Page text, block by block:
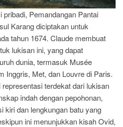
Pemandangan Pantai
Karang diciptakan untuk
tahun 1674. Claude membuat
lukisan ini, yang dapat
dunia, termasuk Musée
Inggris, Met, dan Louvre di Paris.
terdekat dari lukisan
indah dengan pepohonan,
kiri dan lengkungan batu yang
ini menunjukkan kisah Ovid,